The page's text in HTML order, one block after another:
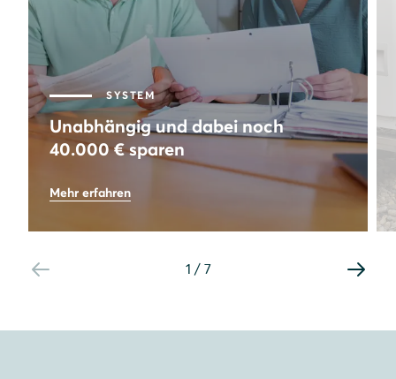
SYSTEM
Unabhängig und dabei noch
40.000 € sparen
Autarkie
8,64 kWp
Mehr erfahren
1 / 7